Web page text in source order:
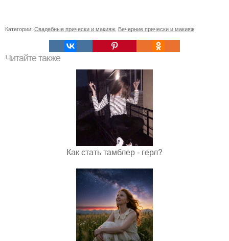
Категории: Свадебные прически и макияж, Вечерние прически и макияж
Читайте также
Как стать тамблер - герл?